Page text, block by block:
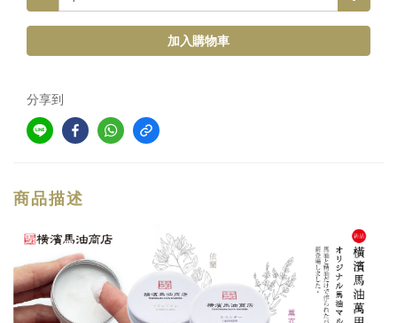
加入購物車
分享到
商品描述